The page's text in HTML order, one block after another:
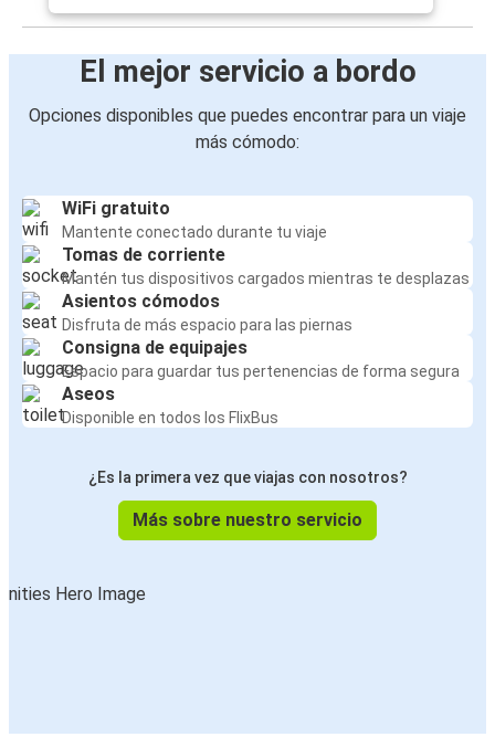
El mejor servicio a bordo
Opciones disponibles que puedes encontrar para un viaje
más cómodo:
WiFi gratuito
Mantente conectado durante tu viaje
Tomas de corriente
Mantén tus dispositivos cargados mientras te desplazas
Asientos cómodos
Disfruta de más espacio para las piernas
Consigna de equipajes
Espacio para guardar tus pertenencias de forma segura
Aseos
Disponible en todos los FlixBus
¿Es la primera vez que viajas con nosotros?
Más sobre nuestro servicio